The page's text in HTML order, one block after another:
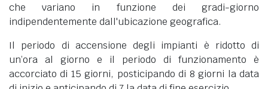
che variano in funzione dei gradi-giorno
indipendentemente dall'ubicazione geografica.
Il periodo di accensione degli impianti è ridotto di
un’ora al giorno e il periodo di funzionamento è
accorciato di 15 giorni, posticipando di 8 giorni la data